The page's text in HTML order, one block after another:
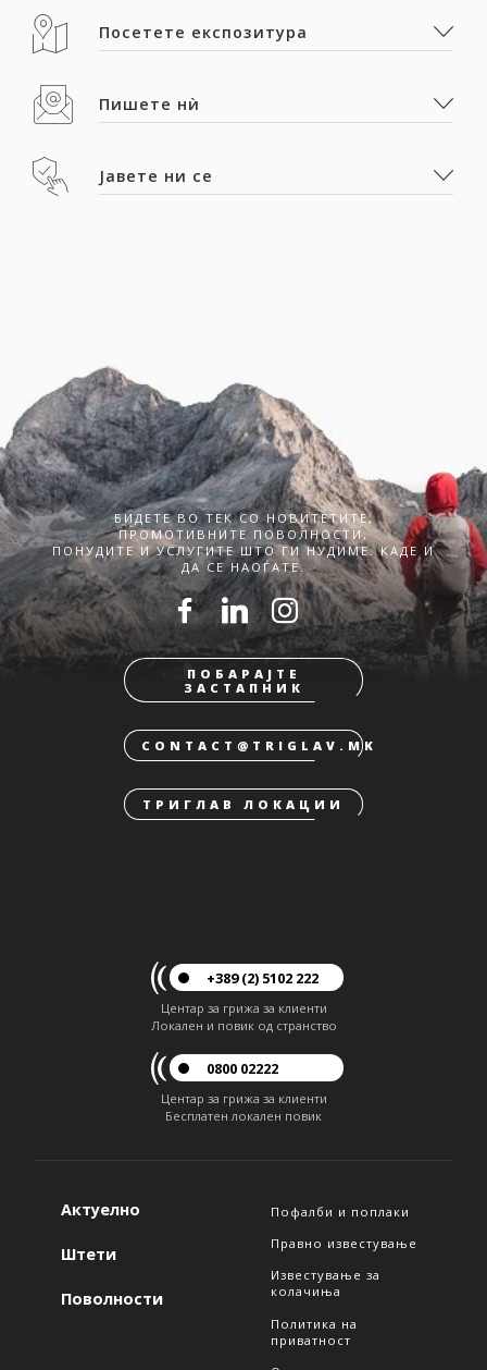
Посетете експозитура
Пишете нѝ
Јавете ни се
БИДЕТЕ ВО ТЕК СО НОВИТЕТИТЕ,
ПРОМОТИВНИТЕ ПОВОЛНОСТИ,
ПОНУДИТЕ И УСЛУГИТЕ ШТО ГИ НУДИМЕ. КАДЕ И
ДА СЕ НАОЃАТЕ.
ПОБАРАЈТЕ
ЗАСТАПНИК
CONTACT@TRIGLAV.MK
ТРИГЛАВ ЛОКАЦИИ
+389 (2) 5102 222
Центар за грижа за клиенти
Локален и повик од странство
0800 02222
Центар за грижа за клиенти
Бесплатен локален повик
Актуелно
Штети
Поволности
Пофалби и поплаки
Правно известување
Известување за
колачиња
Политика на
приватност